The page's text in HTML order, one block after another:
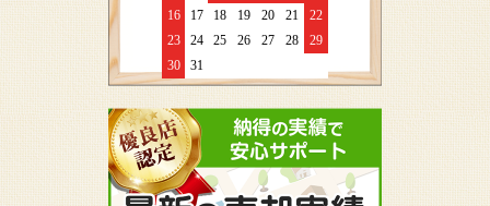
16
17 18 19 20 21
22
23
24 25 26 27 28
29
30
31